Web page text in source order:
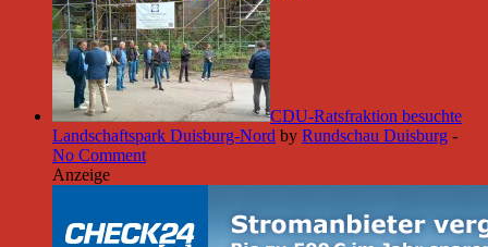
CDU-Ratsfraktion besuchte
Landschaftspark Duisburg-Nord by Rundschau Duisburg -
No Comment
Anzeige